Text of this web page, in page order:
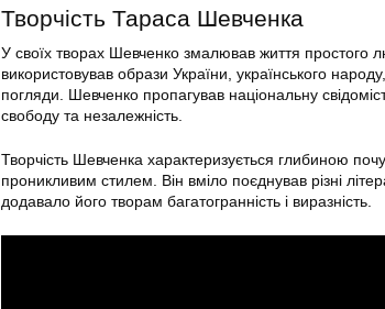
Творчість Тараса Шевченка
У своїх творах Шевченко змалював життя простого
використовував образи України, українського
погляди. Шевченко пропагував національну
свободу та незалежність.
Творчість Шевченка характеризується глибиною
проникливим стилем. Він вміло поєднував різні
додавало його творам багатогранність і виразність.